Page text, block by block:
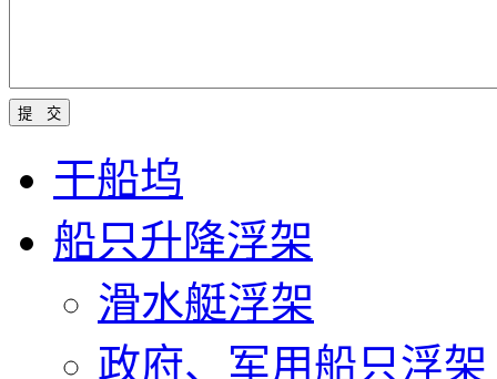
干船坞
船只升降浮架
滑水艇浮架
政府、军用船只浮架